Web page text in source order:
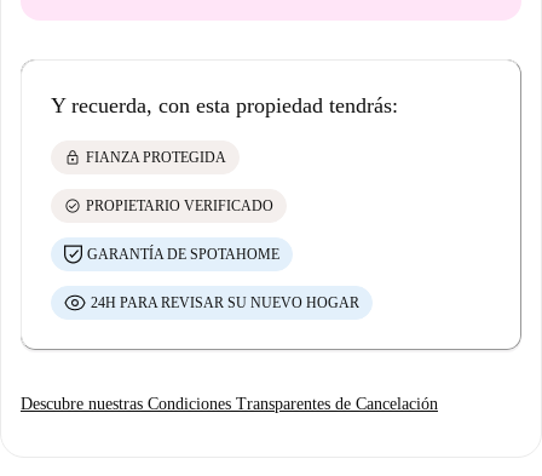
Y recuerda, con esta propiedad tendrás:
lock FIANZA PROTEGIDA
check_circle PROPIETARIO VERIFICADO
GARANTÍA DE SPOTAHOME
24H PARA REVISAR SU NUEVO HOGAR
Descubre nuestras Condiciones Transparentes de Cancelación